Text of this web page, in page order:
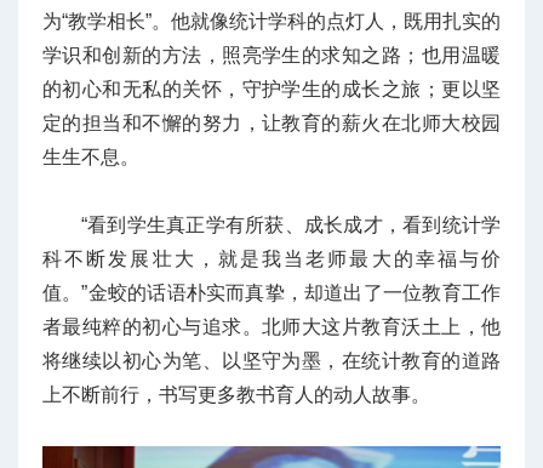
为“教学相长”。他就像统计学科的点灯人，既用扎实的
学识和创新的方法，照亮学生的求知之路；也用温暖
的初心和无私的关怀，守护学生的成长之旅；更以坚
定的担当和不懈的努力，让教育的薪火在北师大校园
生生不息。
“看到学生真正学有所获、成长成才，看到统计学
科不断发展壮大，就是我当老师最大的幸福与价
值。”金蛟的话语朴实而真挚，却道出了一位教育工作
者最纯粹的初心与追求。北师大这片教育沃土上，他
将继续以初心为笔、以坚守为墨，在统计教育的道路
上不断前行，书写更多教书育人的动人故事。